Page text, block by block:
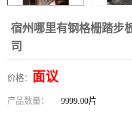
宿州哪里有钢格栅踏步
司
价格： 面议
产品数量： 9999.00片